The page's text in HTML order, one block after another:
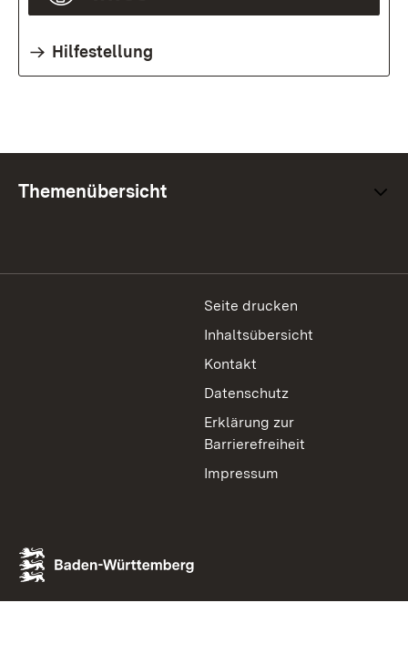
Hilfestellung
Themenübersicht
Seite drucken
Inhaltsübersicht
Kontakt
Datenschutz
Erklärung zur
Barrierefreiheit
Impressum